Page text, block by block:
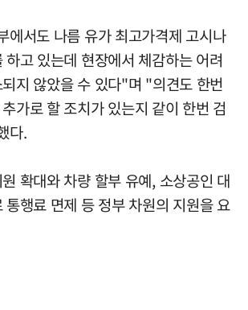
에서도 나름 유가 최고가격제 고시나
하고 있는데 현장에서 체감하는 어려
지 않았을 수 있다"며 "의견도 한번
가로 할 조치가 있는지 같이 한번 검
다.
확대와 차량 할부 유예, 소상공인 대
통행료 면제 등 정부 차원의 지원을 요